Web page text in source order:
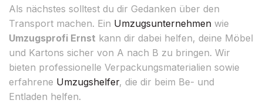
Als nächstes solltest du dir Gedanken über den
Transport machen. Ein Umzugsunternehmen wie
Umzugsprofi Ernst kann dir dabei helfen, deine Möbel
und Kartons sicher von A nach B zu bringen. Wir
bieten professionelle Verpackungsmaterialien sowie
erfahrene Umzugshelfer, die dir beim Be- und
Entladen helfen.